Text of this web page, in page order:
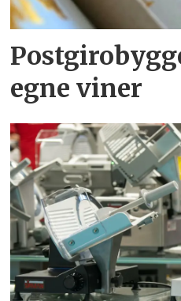
egne viner